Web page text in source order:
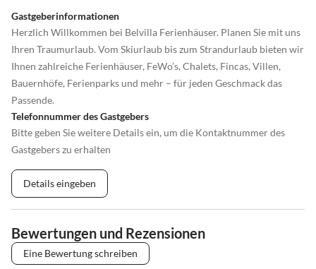
Gastgeberinformationen
Herzlich Willkommen bei Belvilla Ferienhäuser. Planen Sie mit uns
Ihren Traumurlaub. Vom Skiurlaub bis zum Strandurlaub bieten wir
Ihnen zahlreiche Ferienhäuser, FeWo’s, Chalets, Fincas, Villen,
Bauernhöfe, Ferienparks und mehr – für jeden Geschmack das
Passende.
Telefonnummer des Gastgebers
Bitte geben Sie weitere Details ein, um die Kontaktnummer des
Gastgebers zu erhalten
Details eingeben
Bewertungen und Rezensionen
Eine Bewertung schreiben